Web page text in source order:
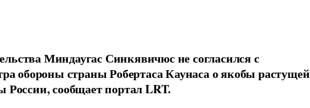
Миндаугас Синкявичюс не согласился с
обороны страны Робертаса Каунаса о якобы растущей
России, сообщает портал LRT.